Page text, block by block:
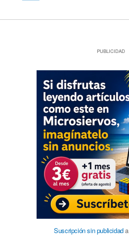
PUBLICIDAD
Suscripción sin publicidada